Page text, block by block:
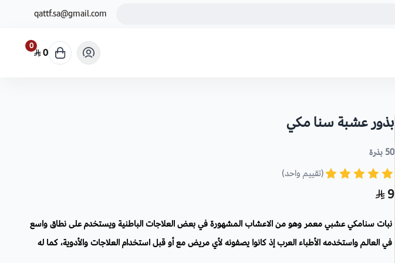
qattf.sa@gmail.com
0
0
بذور عشبة سنا مكي
50 بذرة
(تقييم واحد)
9
نبات سنامكي عشبي معمر وهو من الاعشاب المشهورة في بعض العلاجات الباطنية ويستخدم على نطاق واسع
في العالم واستخدمه الأطباء العرب إذ كانوا يصفونه لأي مريض مع أو قبل استخدام العلاجات والأدوية، كما له